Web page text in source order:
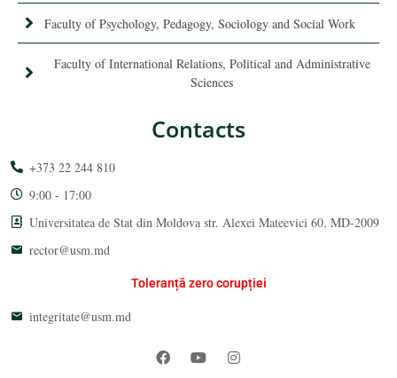
Faculty of Psychology, Pedagogy, Sociology and Social Work
Faculty of International Relations, Political and Administrative
Sciences
Contacts
+373 22 244 810
9:00 - 17:00
Universitatea de Stat din Moldova str. Alexei Mateevici 60, MD-2009
rector@usm.md
Toleranță zero corupției
integritate@usm.md